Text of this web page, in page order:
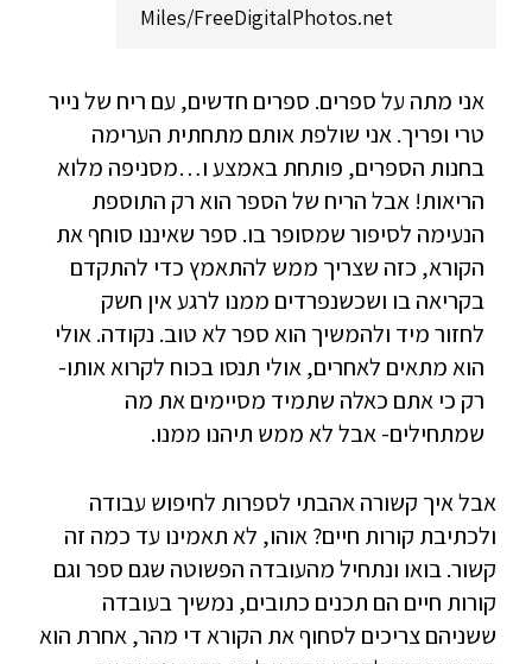
Miles/FreeDigitalPhotos.net
אני מתה על ספרים. ספרים חדשים, עם ריח של נייר
טרי ופריך. אני שולפת אותם מתחתית הערימה
בחנות הספרים, פותחת באמצע ו…מסניפה מלוא
הריאות! אבל הריח של הספר הוא רק התוספת
הנעימה לסיפור שמסופר בו. ספר שאיננו סוחף את
הקורא, כזה שצריך ממש להתאמץ כדי להתקדם
בקריאה בו ושכשנפרדים ממנו לרגע אין חשק
לחזור מיד ולהמשיך הוא ספר לא טוב. נקודה. אולי
הוא מתאים לאחרים, אולי תנסו בכוח לקרוא אותו-
רק כי אתם כאלה שתמיד מסיימים את מה
שמתחילים- אבל לא ממש תיהנו ממנו.
אבל איך קשורה אהבתי לספרות לחיפוש עבודה
ולכתיבת קורות חיים? אוהו, לא תאמינו עד כמה זה
קשור. בואו ונתחיל מהעובדה הפשוטה שגם ספר וגם
קורות חיים הם תכנים כתובים, נמשיך בעובדה
ששניהם צריכים לסחוף את הקורא די מהר, אחרת הוא